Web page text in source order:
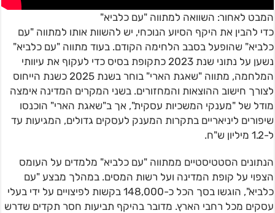
המבט לאחור: השוואה למתווה "עם כלביא"
כדי להבין את היקף הסיוע הנוכחי, יש להשוות אותו למתווה "עם
כלביא" שהופעל בסבב הלחימה הקודם. בעוד מתווה "עם כלביא"
נשען על נתוני שנת 2023 כתקופת בסיס כדי לעקוף את עיוותי
המלחמה, מתווה "שאגת הארי" בוחר בשנת 2025 כשנת הייחוס
לצורך חישוב ההוצאות והמחזורים. בשני המקרים המדינה אימצה
מודל של "מענקי המשכיות עסקית", אך ב"שאגת הארי" הוכנסו
שיפורים ליניאריים בתקרות המענק לעסקים גדולים, המגיעות עד
ל-1.2 מיליון ש"ח.
הנתונים הסטטיסטיים ממתווה "עם כלביא" מלמדים על העומס
הצפוי על קופת המדינה ועל רשות המסים. במהלך מבצע "עם
כלביא", הוגשו בסך הכל כ-148,000 בקשות לפיצויים על ידי בעלי
עסקים מכל רחבי הארץ. מדובר בהיקף תביעות חסר תקדים שדרש